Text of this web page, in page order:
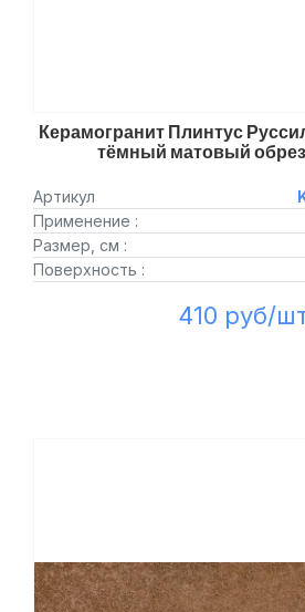
Керамогранит Плинтус
тёмный матовый
Артикул
Применение :
Размер, см :
Поверхность :
410 руб/